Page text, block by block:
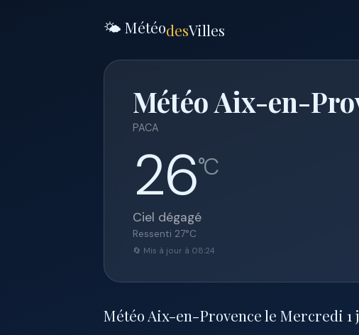
🌤️ MétéodesVilles
Météo Aix-en-
PACA
26°C
Ciel dégagé
Ressenti 27°C
🔄 Mis à jour à 08:24
Météo Aix-en-Provence le Mercredi 1